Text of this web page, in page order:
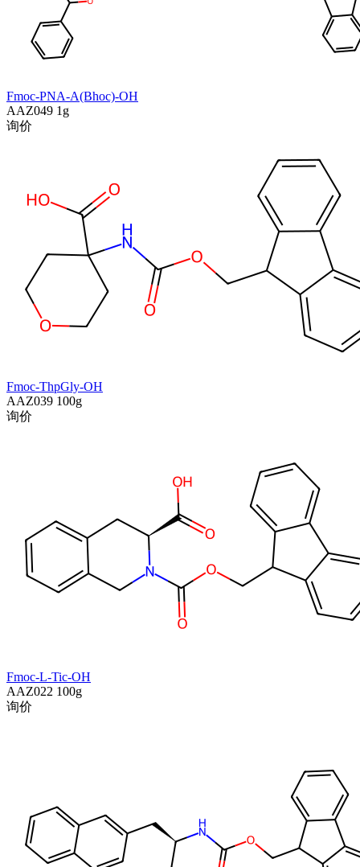
Fmoc-PNA-A(Bhoc)-OH
AAZ049 1g
询价
Fmoc-ThpGly-OH
AAZ039 100g
询价
Fmoc-L-Tic-OH
AAZ022 100g
询价